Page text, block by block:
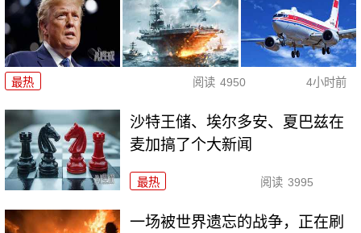
最热 阅读 4950 4小时前
沙特王储、埃尔多安、夏巴兹在
麦加搞了个大新闻
最热 阅读 3995
一场被世界遗忘的战争，正在刷